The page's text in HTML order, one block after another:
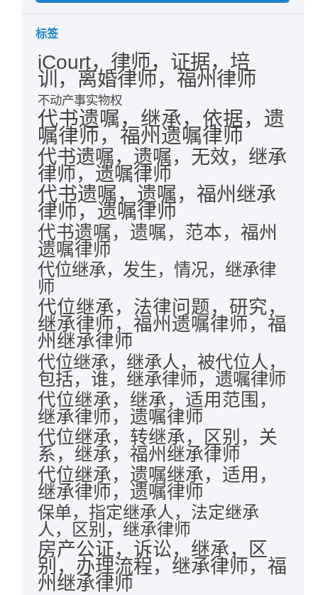
标签
iCourt，律师，证据，培
训，离婚律师，福州律师
不动产事实物权
代书遗嘱，继承，依据，遗
嘱律师，福州遗嘱律师
代书遗嘱，遗嘱，无效，继承
律师，遗嘱律师
代书遗嘱，遗嘱，福州继承
律师，遗嘱律师
代书遗嘱，遗嘱，范本，福州
遗嘱律师
代位继承，发生，情况，继承律
师
代位继承，法律问题，研究，
继承律师，福州遗嘱律师，福
州继承律师
代位继承，继承人，被代位人，
包括，谁，继承律师，遗嘱律师
代位继承，继承，适用范围，
继承律师，遗嘱律师
代位继承，转继承，区别，关
系，继承，福州继承律师
代位继承，遗嘱继承，适用，
继承律师，遗嘱律师
保单，指定继承人，法定继承
人，区别，继承律师
房产公证，诉讼，继承，区
别，办理流程，继承律师，福
州继承律师